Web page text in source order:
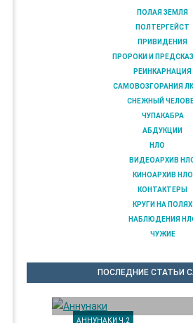
ПОЛАЯ ЗЕМЛЯ
ПОЛТЕРГЕЙСТ
ПРИВИДЕНИЯ
ПРОРОКИ И
РЕИНКАРНАЦИЯ
САМОВОЗГОРАНИЯ
СНЕЖНЫЙ
ЧУПАКАБРА
АБДУКЦИИ
НЛО
ВИДЕОАРХИВ
КИНОАРХИВ НЛО
КОНТАКТЕРЫ
КРУГИ НА ПОЛЯХ
НАБЛЮДЕНИЯ
ЧУЖИЕ
ПОСЛЕДНИЕ СТАТЬИ
АННУНАКИ Ч.2